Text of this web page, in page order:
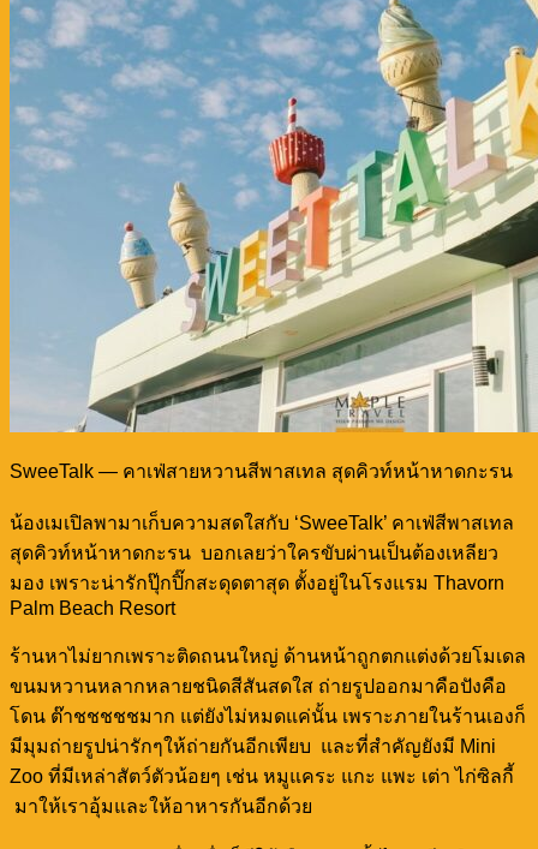
SweeTalk — คาเฟ่สายหวานสีพาสเทล สุดคิวท์หน้าหาดกะรน
น้องเมเปิลพามาเก็บความสดใสกับ ‘SweeTalk’ คาเฟ่สีพาสเทล
สุดคิวท์หน้าหาดกะรน บอกเลยว่าใครขับผ่านเป็นต้องเหลียว
มอง เพราะน่ารักปุ๊กปิ๊กสะดุดตาสุด ตั้งอยู่ในโรงแรม Thavorn
Palm Beach Resort
ร้านหาไม่ยากเพราะติดถนนใหญ่ ด้านหน้าถูกตกแต่งด้วยโมเดล
ขนมหวานหลากหลายชนิดสีสันสดใส ถ่ายรูปออกมาคือปังคือ
โดน ต๊าชชชชชมาก แต่ยังไม่หมดแค่นั้น เพราะภายในร้านเองก็
มีมุมถ่ายรูปน่ารักๆให้ถ่ายกันอีกเพียบ และที่สำคัญยังมี Mini
Zoo ที่มีเหล่าสัตว์ตัวน้อยๆ เช่น หมูแคระ แกะ แพะ เต่า ไก่ซิลกี้
มาให้เราอุ้มและให้อาหารกันอีกด้วย